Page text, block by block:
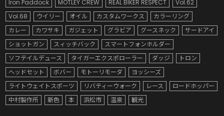
Iron Paddock
MOTLEY CREW REAL BIKER RESPECT
Vol.62
Vol.68
ウイリー オイル カスタムワークス
カラーリング
カレー
カワサキ ガジェット グラビア グースネック
サードアイ
ショットガン
スィッチバック
スマートフォンホルダー
ソフテイルデュース
タイガーエクスポローラー ダッジ
トロン
ヘッドセット
ボバー モトーリモーダ
ヨッシーズ
ライトウェイトスポーツ
リバティーウォーク レース
ロードホッパー
中村製作所
新色 本 浜松市 温泉 観光